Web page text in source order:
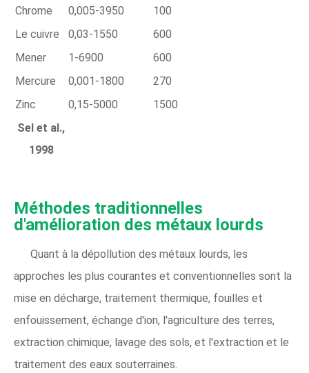
Chrome
0,005-3950
100
Le cuivre
0,03-1550
600
Mener
1-6900
600
Mercure
0,001-1800
270
Zinc
0,15-5000
1500
Sel et al.,
1998
Méthodes traditionnelles
d'amélioration des métaux lourds
Quant à la dépollution des métaux lourds, les
approches les plus courantes et conventionnelles sont la
mise en décharge, traitement thermique, fouilles et
enfouissement, échange d'ion, l'agriculture des terres,
extraction chimique, lavage des sols, et l'extraction et le
traitement des eaux souterraines.